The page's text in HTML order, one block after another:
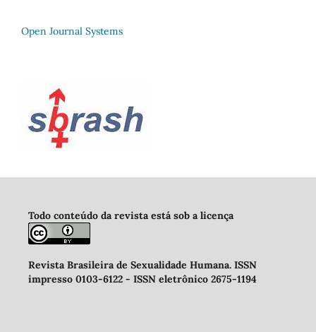
Open Journal Systems
Todo conteúdo da revista está sob a licença
Revista Brasileira de Sexualidade Humana. ISSN
impresso 0103-6122 - ISSN eletrônico 2675-1194